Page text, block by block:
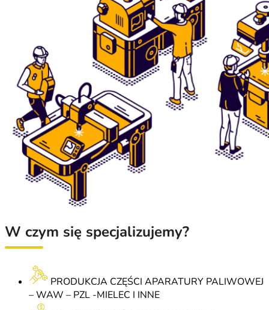
W czym się specjalizujemy?
PRODUKCJA CZĘŚCI APARATURY PALIWOWEJ
– WAW – PZL -MIELEC I INNE